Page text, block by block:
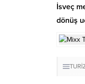
İsveç
dönüş